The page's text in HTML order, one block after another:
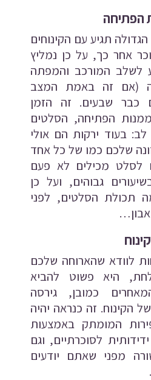
תגיע עם הקינוחים
אחר כך, על כן נמליץ
לשלב המורכב והמפתה
(אם זה באמת המצב
כבר שבעים. זה הזמן
הפתיחה, הסלטים
בעוד ירקות הם אולי
שלכם כמו של כל אחד
לסלט מכילים לא פעם
גבוהים, ועל כן
תכולת הסלטים, לפני
לוודא שהארוחה שלכם
היא פשוט להביא
כמובן, גירסה
הקינוח. זה כנראה יהיה
המומתק באמצעות
לסוכרתיים, וגם
מפני שאתם יודעים